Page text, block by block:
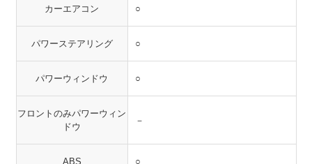
カーエアコン ○
パワーステアリング ○
パワーウィンドウ ○
フロントのみパワーウィン
ドウ
－
ABS ○